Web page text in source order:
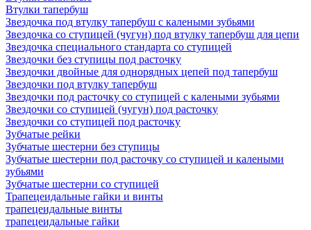
Втулки тапербуш
Звездочка под втулку тапербуш c калеными зубьями
Звездочка со ступицей (чугун) под втулку тапербуш для цепи
Звездочка специального стандарта со ступицей
Звездочки без ступицы под расточку
Звездочки двойные для однорядных цепей под тапербуш
Звездочки под втулку тапербуш
Звездочки под расточку со ступицей с калеными зубьями
Звездочки со ступицей (чугун) под расточку
Звездочки со ступицей под расточку
Зубчатые рейки
Зубчатые шестерни без ступицы
Зубчатые шестерни под расточку со ступицей и калеными
зубьями
Зубчатые шестерни со ступицей
Трапецеидальные гайки и винты
трапецеидальные винты
трапецеидальные гайки